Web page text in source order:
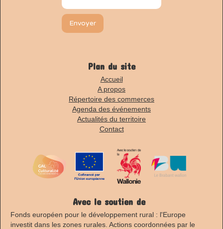
Plan du site
Accueil
A propos
Répertoire des commerces
Agenda des événements
Actualités du territoire
Contact
Avec le soutien de
Fonds européen pour le développement rural : l'Europe
investit dans les zones rurales. Actions coordonnées par le